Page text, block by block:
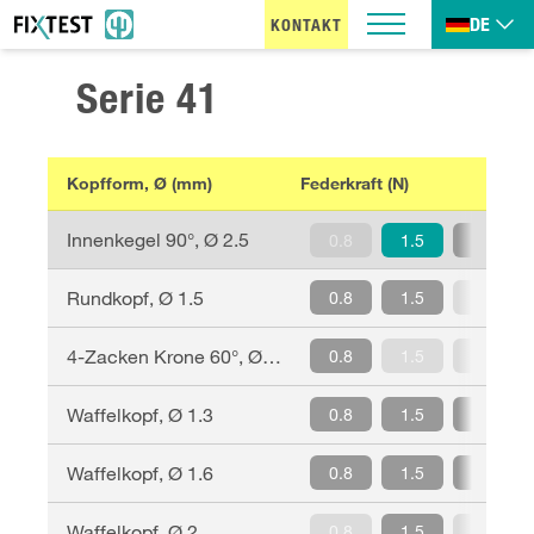
KONTAKT DE
Serie 41
Kopfform, Ø (mm) Federkraft (N)
Innenkegel 90°, Ø 2.5 0.8 1.5
Rundkopf, Ø 1.5 0.8 1.5
4-Zacken Krone 60°, Ø 1.6 0.8 1.5
Waffelkopf, Ø 1.3 0.8 1.5
Waffelkopf, Ø 1.6 0.8 1.5